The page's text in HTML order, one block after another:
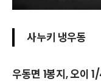
사누키 냉우동
우동면 1봉지, 오이